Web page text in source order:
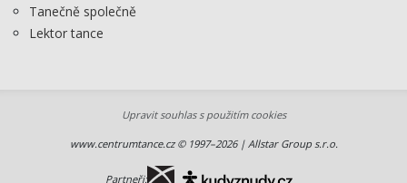
Tanečně společně
Lektor tance
Upravit souhlas s použitím cookies
www.centrumtance.cz © 1997–2026 | Allstar Group s.r.o.
Partneři: